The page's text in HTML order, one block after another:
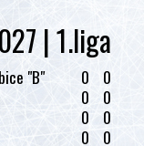
| 1.liga
"B" 0
0
0
0
0
0
0
0